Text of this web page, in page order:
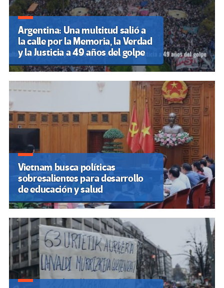
Argentina: Una multitud salió a
la calle por la Memoria, la Verdad
y la Justicia a 49 años del golpe
Vietnam busca políticas
sobresalientes para desarrollo
de educación y salud